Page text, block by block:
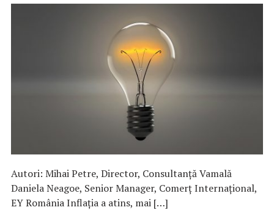
Autori: Mihai Petre, Director, Consultanţă Vamală
Daniela Neagoe, Senior Manager, Comerţ Internaţional,
EY România Inflația a atins, mai […]